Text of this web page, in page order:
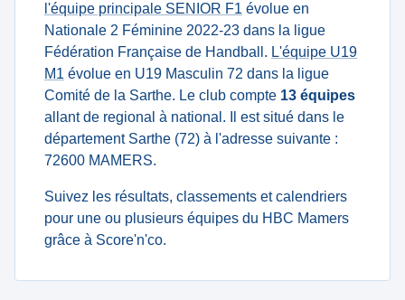
l'équipe principale SENIOR F1 évolue en
Nationale 2 Féminine 2022-23 dans la ligue
Fédération Française de Handball. L'équipe U19
M1 évolue en U19 Masculin 72 dans la ligue
Comité de la Sarthe. Le club compte 13 équipes
allant de regional à national. Il est situé dans le
département Sarthe (72) à l'adresse suivante :
72600 MAMERS.
Suivez les résultats, classements et calendriers
pour une ou plusieurs équipes du HBC Mamers
grâce à Score'n'co.